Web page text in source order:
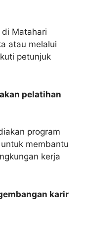
Matahari
atau melalui
petunjuk
pelatihan
program
membantu
kerja
karir